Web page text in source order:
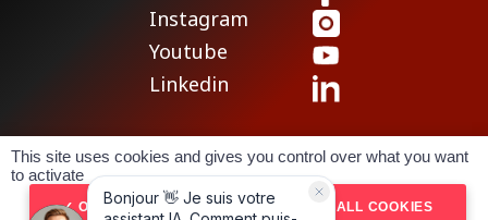
Instagram
Youtube
Linkedin
Pour les trajets courts, privilégiez la marche ou le vélo
Conditions générales de vente
Mentions légales
This site uses cookies and gives you control over what you want
to activate
OK, ACCEPT ALL DENY ALL COOKIES